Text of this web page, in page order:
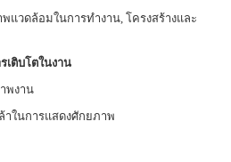
แวดล้อมในการทำงาน, โครงสร้างและ
ติบโตในงาน
พงาน
าในการแสดงศักยภาพ